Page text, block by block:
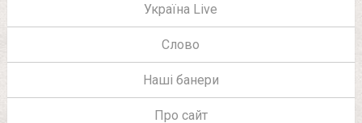
Україна Live
Слово
Наші банери
Про сайт